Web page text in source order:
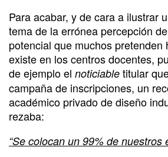
Para acabar, y de cara a ilustrar
tema de la errónea percepción
potencial que muchos pretenden
existe en los centros docentes,
de ejemplo el noticiable titular
campaña de inscripciones, un
académico privado de diseño
rezaba:
“Se colocan un 99% de nuestros